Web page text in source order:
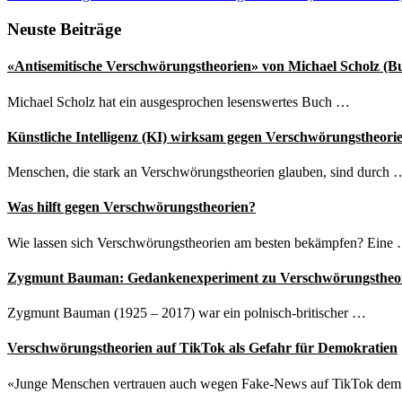
Seitenspalte
Neuste Beiträge
«Antisemitische Verschwörungstheorien» von Michael Scholz
Michael Scholz hat ein ausgesprochen lesenswertes Buch …
Künstliche Intelligenz (KI) wirksam gegen
Menschen, die stark an Verschwörungstheorien glauben, sind durch
Was hilft gegen Verschwörungstheorien?
Wie lassen sich Verschwörungstheorien am besten bekämpfen? Eine
Zygmunt Bauman: Gedankenexperiment zu
Zygmunt Bauman (1925 – 2017) war ein polnisch-britischer …
Verschwörungstheorien auf TikTok als Gefahr für Demokratien
«Junge Menschen vertrauen auch wegen Fake-News auf TikTok